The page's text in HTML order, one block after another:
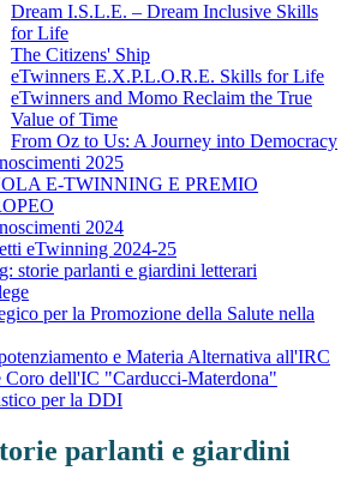
Dream I.S.L.E. – Dream Inclusive Skills
for Life
The Citizens' Ship
eTwinners E.X.P.L.O.R.E. Skills for Life
eTwinners and Momo Reclaim the True
Value of Time
From Oz to Us: A Journey into Democracy
2025
E-TWINNING E PREMIO
2024
eTwinning 2024-25
storie parlanti e giardini letterari
per la Promozione della Salute nella
e Materia Alternativa all'IRC
Coro dell'IC "Carducci-Materdona"
per la DDI
parlanti e giardini